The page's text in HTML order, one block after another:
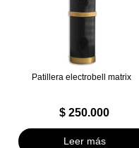
Patillera electrobell matrix
$ 250.000
Leer más